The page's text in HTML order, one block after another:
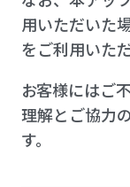
用いただいた
をご利用いた
お客様にはご不便をおかけいたしますが、何卒ご
理解とご協力
す。